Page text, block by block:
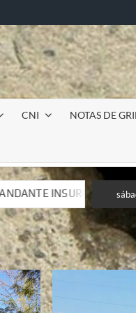
CNI NOTAS DE
A LUIS DE TAVIRA
A LUIS DE TAVIRA